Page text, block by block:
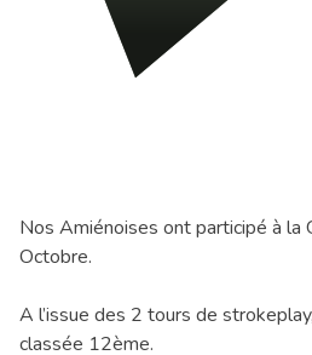
Nos Amiénoises ont participé à la
Octobre.
A l’issue des 2 tours de
classée 12ème.